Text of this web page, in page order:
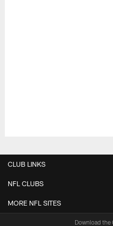
CLUB LINKS
NFL CLUBS
MORE NFL SITES
Download the